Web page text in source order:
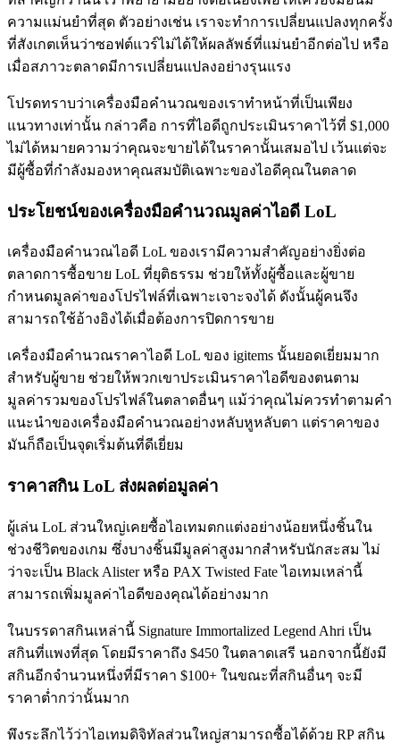
ความแม่นยำที่สุด ตัวอย่างเช่น เราจะทำการเปลี่ยนแปลงทุกครั้ง
ที่สังเกตเห็นว่าซอฟต์แวร์ไม่ได้ให้ผลลัพธ์ที่แม่นยำอีกต่อไป หรือ
เมื่อสภาวะตลาดมีการเปลี่ยนแปลงอย่างรุนแรง
โปรดทราบว่าเครื่องมือคำนวณของเราทำหน้าที่เป็นเพียง
แนวทางเท่านั้น กล่าวคือ การที่ไอดีถูกประเมินราคาไว้ที่ $1,000
ไม่ได้หมายความว่าคุณจะขายได้ในราคานั้นเสมอไป เว้นแต่จะ
มีผู้ซื้อที่กำลังมองหาคุณสมบัติเฉพาะของไอดีคุณในตลาด
ประโยชน์ของเครื่องมือคำนวณมูลค่าไอดี LoL
เครื่องมือคำนวณไอดี LoL ของเรามีความสำคัญอย่างยิ่งต่อ
ตลาดการซื้อขาย LoL ที่ยุติธรรม ช่วยให้ทั้งผู้ซื้อและผู้ขาย
กำหนดมูลค่าของโปรไฟล์ที่เฉพาะเจาะจงได้ ดังนั้นผู้คนจึง
สามารถใช้อ้างอิงได้เมื่อต้องการปิดการขาย
เครื่องมือคำนวณราคาไอดี LoL ของ igitems นั้นยอดเยี่ยมมาก
สำหรับผู้ขาย ช่วยให้พวกเขาประเมินราคาไอดีของตนตาม
มูลค่ารวมของโปรไฟล์ในตลาดอื่นๆ แม้ว่าคุณไม่ควรทำตามคำ
แนะนำของเครื่องมือคำนวณอย่างหลับหูหลับตา แต่ราคาของ
มันก็ถือเป็นจุดเริ่มต้นที่ดีเยี่ยม
ราคาสกิน LoL ส่งผลต่อมูลค่า
ผู้เล่น LoL ส่วนใหญ่เคยซื้อไอเทมตกแต่งอย่างน้อยหนึ่งชิ้นใน
ช่วงชีวิตของเกม ซึ่งบางชิ้นมีมูลค่าสูงมากสำหรับนักสะสม ไม่
ว่าจะเป็น Black Alister หรือ PAX Twisted Fate ไอเทมเหล่านี้
สามารถเพิ่มมูลค่าไอดีของคุณได้อย่างมาก
ในบรรดาสกินเหล่านี้ Signature Immortalized Legend Ahri เป็น
สกินที่แพงที่สุด โดยมีราคาถึง $450 ในตลาดเสรี นอกจากนี้ยังมี
สกินอีกจำนวนหนึ่งที่มีราคา $100+ ในขณะที่สกินอื่นๆ จะมี
ราคาต่ำกว่านั้นมาก
พึงระลึกไว้ว่าไอเทมดิจิทัลส่วนใหญ่สามารถซื้อได้ด้วย RP สกิน